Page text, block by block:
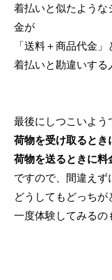
着払いと似たような
金が
「送料＋商品代金」
着払いと勘違いする
最後にしつこいよう
荷物を受け取るとき
荷物を送るときに料
ですので、間違えず
どうしてもどっち
一度体験してみるの